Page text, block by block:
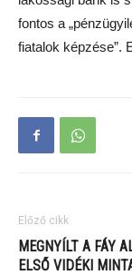
fontos a
fiatalok képzése”.
Előző cikk
MEGNYÍLT A FÁY
ELSŐ VIDÉKI